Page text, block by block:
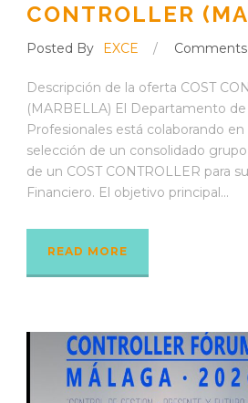
CONTROLLER
Posted By EXCE / Comments
Descripción de la oferta COST
(MARBELLA) El Departamento de
Profesionales está colaborando
selección de un consolidado
de un COST CONTROLLER para
Financiero. El objetivo principal...
READ MORE